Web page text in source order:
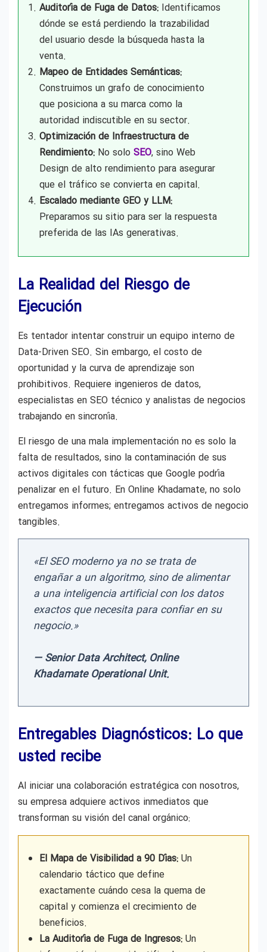
Auditoría de Fuga de Datos: Identificamos
dónde se está perdiendo la trazabilidad
del usuario desde la búsqueda hasta la
venta.
Mapeo de Entidades Semánticas:
Construimos un grafo de conocimiento
que posiciona a su marca como la
autoridad indiscutible en su sector.
Optimización de Infraestructura de
Rendimiento: No solo SEO, sino Web
Design de alto rendimiento para asegurar
que el tráfico se convierta en capital.
Escalado mediante GEO y LLM:
Preparamos su sitio para ser la respuesta
preferida de las IAs generativas.
La Realidad del Riesgo de
Ejecución
Es tentador intentar construir un equipo interno de
Data-Driven SEO. Sin embargo, el costo de
oportunidad y la curva de aprendizaje son
prohibitivos. Requiere ingenieros de datos,
especialistas en SEO técnico y analistas de negocios
trabajando en sincronía.
El riesgo de una mala implementación no es solo la
falta de resultados, sino la contaminación de sus
activos digitales con tácticas que Google podría
penalizar en el futuro. En Online Khadamate, no solo
entregamos informes; entregamos activos de negocio
tangibles.
«El SEO moderno ya no se trata de
engañar a un algoritmo, sino de alimentar
a una inteligencia artificial con los datos
exactos que necesita para confiar en su
negocio.»
— Senior Data Architect, Online
Khadamate Operational Unit.
Entregables Diagnósticos: Lo que
usted recibe
Al iniciar una colaboración estratégica con nosotros,
su empresa adquiere activos inmediatos que
transforman su visión del canal orgánico:
El Mapa de Visibilidad a 90 Días: Un
calendario táctico que define
exactamente cuándo cesa la quema de
capital y comienza el crecimiento de
beneficios.
La Auditoría de Fuga de Ingresos: Un